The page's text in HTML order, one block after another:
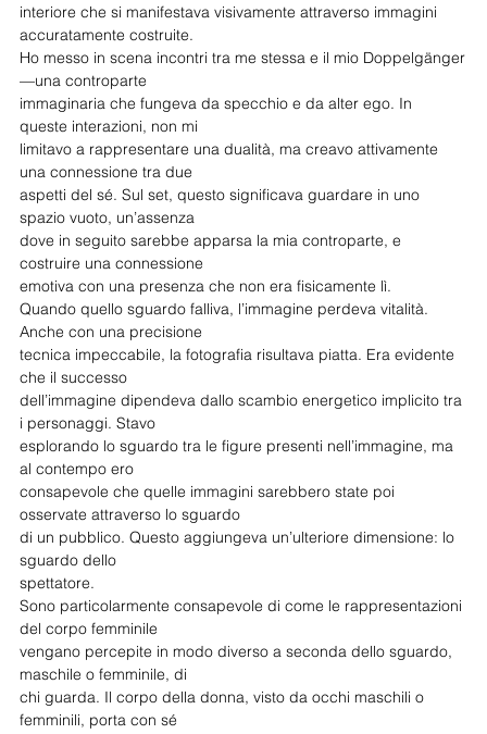
interiore che si manifestava visivamente attraverso immagini
accuratamente costruite.
Ho messo in scena incontri tra me stessa e il mio Doppelgänger
—una controparte
immaginaria che fungeva da specchio e da alter ego. In
queste interazioni, non mi
limitavo a rappresentare una dualità, ma creavo attivamente
una connessione tra due
aspetti del sé. Sul set, questo significava guardare in uno
spazio vuoto, un’assenza
dove in seguito sarebbe apparsa la mia controparte, e
costruire una connessione
emotiva con una presenza che non era fisicamente lì.
Quando quello sguardo falliva, l’immagine perdeva vitalità.
Anche con una precisione
tecnica impeccabile, la fotografia risultava piatta. Era evidente
che il successo
dell’immagine dipendeva dallo scambio energetico implicito tra
i personaggi. Stavo
esplorando lo sguardo tra le figure presenti nell’immagine, ma
al contempo ero
consapevole che quelle immagini sarebbero state poi
osservate attraverso lo sguardo
di un pubblico. Questo aggiungeva un’ulteriore dimensione: lo
sguardo dello
spettatore.
Sono particolarmente consapevole di come le rappresentazioni
del corpo femminile
vengano percepite in modo diverso a seconda dello sguardo,
maschile o femminile, di
chi guarda. Il corpo della donna, visto da occhi maschili o
femminili, porta con sé